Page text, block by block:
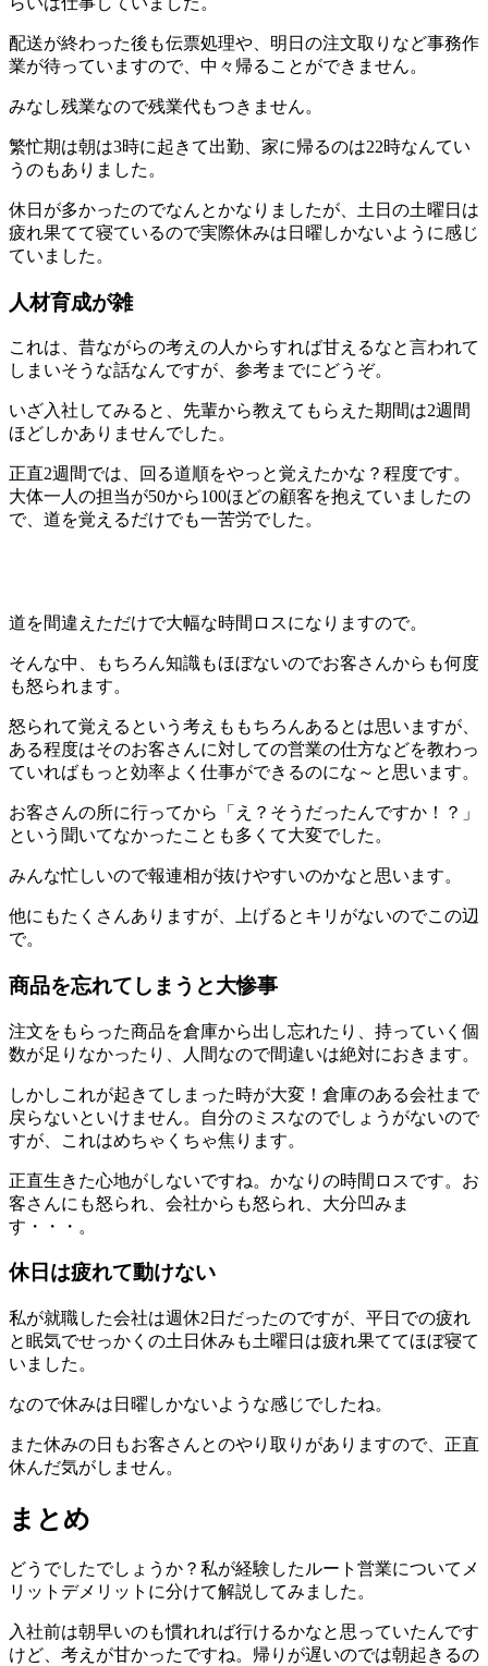
配送が終わった後も伝票処理や、明日の注文取りなど事務作
業が待っていますので、中々帰ることができません。
みなし残業なので残業代もつきません。
繁忙期は朝は3時に起きて出勤、家に帰るのは22時なんてい
うのもありました。
休日が多かったのでなんとかなりましたが、土日の土曜日は
疲れ果てて寝ているので実際休みは日曜しかないように感じ
ていました。
人材育成が雑
これは、昔ながらの考えの人からすれば甘えるなと言われて
しまいそうな話なんですが、参考までにどうぞ。
いざ入社してみると、先輩から教えてもらえた期間は2週間
ほどしかありませんでした。
正直2週間では、回る道順をやっと覚えたかな？程度です。
大体一人の担当が50から100ほどの顧客を抱えていましたの
で、道を覚えるだけでも一苦労でした。
道を間違えただけで大幅な時間ロスになりますので。
そんな中、もちろん知識もほぼないのでお客さんからも何度
も怒られます。
怒られて覚えるという考えももちろんあるとは思いますが、
ある程度はそのお客さんに対しての営業の仕方などを教わっ
ていればもっと効率よく仕事ができるのにな～と思います。
お客さんの所に行ってから「え？そうだったんですか！？」
という聞いてなかったことも多くて大変でした。
みんな忙しいので報連相が抜けやすいのかなと思います。
他にもたくさんありますが、上げるとキリがないのでこの辺
で。
商品を忘れてしまうと大惨事
注文をもらった商品を倉庫から出し忘れたり、持っていく個
数が足りなかったり、人間なので間違いは絶対におきます。
しかしこれが起きてしまった時が大変！倉庫のある会社まで
戻らないといけません。自分のミスなのでしょうがないので
すが、これはめちゃくちゃ焦ります。
正直生きた心地がしないですね。かなりの時間ロスです。お
客さんにも怒られ、会社からも怒られ、大分凹みま
す・・・。
休日は疲れて動けない
私が就職した会社は週休2日だったのですが、平日での疲れ
と眠気でせっかくの土日休みも土曜日は疲れ果ててほぼ寝て
いました。
なので休みは日曜しかないような感じでしたね。
また休みの日もお客さんとのやり取りがありますので、正直
休んだ気がしません。
まとめ
どうでしたでしょうか？私が経験したルート営業についてメ
リットデメリットに分けて解説してみました。
入社前は朝早いのも慣れれば行けるかなと思っていたんです
けど、考えが甘かったですね。帰りが遅いのでは朝起きるの